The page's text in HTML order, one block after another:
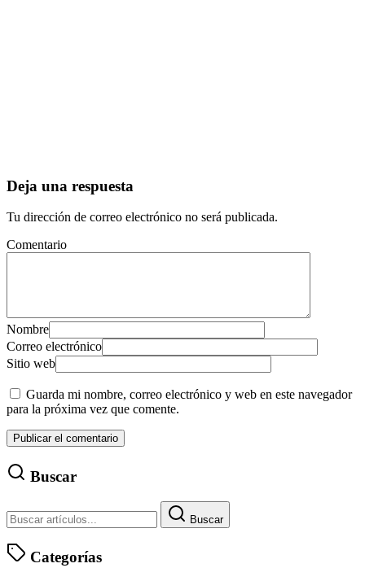
Deja una respuesta
Tu dirección de correo electrónico no será publicada.
Comentario
Nombre
Correo electrónico
Sitio web
Guarda mi nombre, correo electrónico y web en este navegador
para la próxima vez que comente.
Buscar
Buscar
Categorías